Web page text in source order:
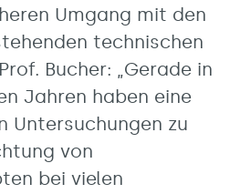
Umgang mit den
technischen
Bucher: „Gerade in
Jahren haben eine
Untersuchungen zu
von
bei vielen